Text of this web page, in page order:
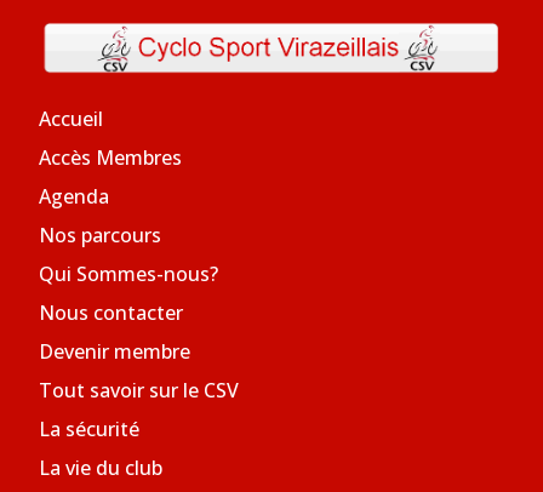
Accueil
Accès Membres
Agenda
Nos parcours
Qui Sommes-nous?
Nous contacter
Devenir membre
Tout savoir sur le CSV
La sécurité
La vie du club